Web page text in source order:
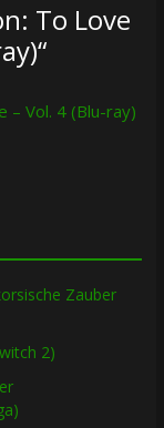
To Love
“
– Vol. 4 (Blu-ray)
Zauber
2)